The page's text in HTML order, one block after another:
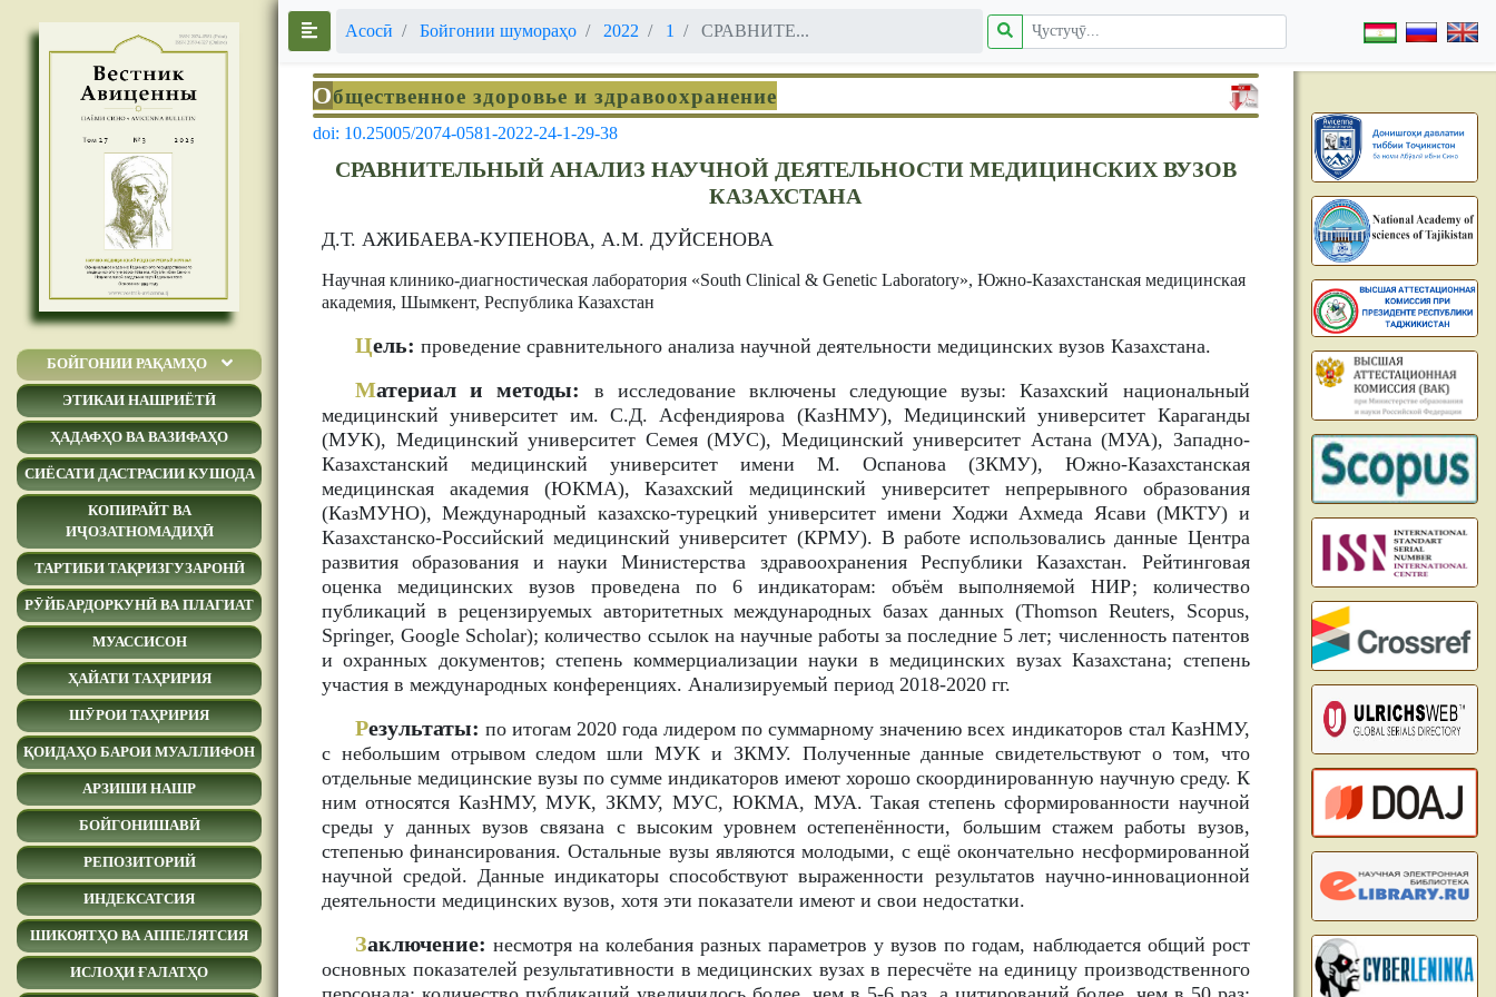
БОЙГОНИИ РАҚАМҲО
ЭТИКАИ НАШРИЁТӢ
ҲАДАФҲО ВА ВАЗИФАҲО
СИЁСАТИ ДАСТРАСИИ КУШОДА
КОПИРАЙТ ВА
ИҶОЗАТНОМАДИҲӢ
ТАРТИБИ ТАҚРИЗГУЗАРОНӢ
РӮЙБАРДОРКУНӢ ВА ПЛАГИАТ
МУАССИСОН
ҲАЙАТИ ТАҲРИРИЯ
ШӮРОИ ТАҲРИРИЯ
ҚОИДАҲО БАРОИ МУАЛЛИФОН
АРЗИШИ НАШР
БОЙГОНИШАВӢ
РЕПОЗИТОРИЙ
ИНДЕКСАТСИЯ
ШИКОЯТҲО ВА АППЕЛЯТСИЯ
ИСЛОҲИ ҒАЛАТҲО
Асосӣ Бойгонии шумораҳо 2022 1 СРАВНИТЕ...
Общественное здоровье и здравоохранение
doi: 10.25005/2074-0581-2022-24-1-29-38
СРАВНИТЕЛЬНЫЙ АНАЛИЗ НАУЧНОЙ ДЕЯТЕЛЬНОСТИ МЕДИЦИНСКИХ ВУЗОВ
КАЗАХСТАНА
Д.Т. АЖИБАЕВА-КУПЕНОВА, А.М. ДУЙСЕНОВА
Научная клинико-диагностическая лаборатория «South Clinical & Genetic Laboratory», Южно-Казахстанская медицинская
академия, Шымкент, Республика Казахстан
Цель: проведение сравнительного анализа научной деятельности медицинских вузов Казахстана.
Материал и методы:
в исследование включены следующие вузы: Казахский национальный
медицинский университет им. С.Д. Асфендиярова (КазНМУ), Медицинский университет Караганды
(МУК), Медицинский университет Семея (МУС), Медицинский университет Астана (МУА), Западно-
Казахстанский медицинский университет имени М. Оспанова (ЗКМУ), Южно-Казахстанская
медицинская академия (ЮКМА), Казахский медицинский университет непрерывного образования
(КазМУНО), Международный казахско-турецкий университет имени Ходжи Ахмеда Ясави (МКТУ) и
Казахстанско-Российский медицинский университет (КРМУ). В работе использовались данные Центра
развития образования и науки Министерства здравоохранения Республики Казахстан. Рейтинговая
оценка медицинских вузов проведена по 6 индикаторам: объём выполняемой НИР; количество
публикаций в рецензируемых авторитетных международных базах данных (Thomson Reuters, Scopus,
Springer, Google Scholar); количество ссылок на научные работы за последние 5 лет; численность патентов
и охранных документов; степень коммерциализации науки в медицинских вузах Казахстана; степень
участия в международных конференциях. Анализируемый период 2018-2020 гг.
Результаты: по итогам 2020 года лидером по суммарному значению всех индикаторов стал КазНМУ,
с небольшим отрывом следом шли МУК и ЗКМУ. Полученные данные свидетельствуют о том, что
отдельные медицинские вузы по сумме индикаторов имеют хорошо скоординированную научную среду. К
ним относятся КазНМУ, МУК, ЗКМУ, МУС, ЮКМА, МУА. Такая степень сформированности научной
среды у данных вузов связана с высоким уровнем остепенённости, большим стажем работы вузов,
степенью финансирования. Остальные вузы являются молодыми, с ещё окончательно несформированной
научной средой. Данные индикаторы способствуют выраженности результатов научно-инновационной
деятельности медицинских вузов, хотя эти показатели имеют и свои недостатки.
Заключение: несмотря на колебания разных параметров у вузов по годам, наблюдается общий рост
основных показателей результативности в медицинских вузах в пересчёте на единицу производственного